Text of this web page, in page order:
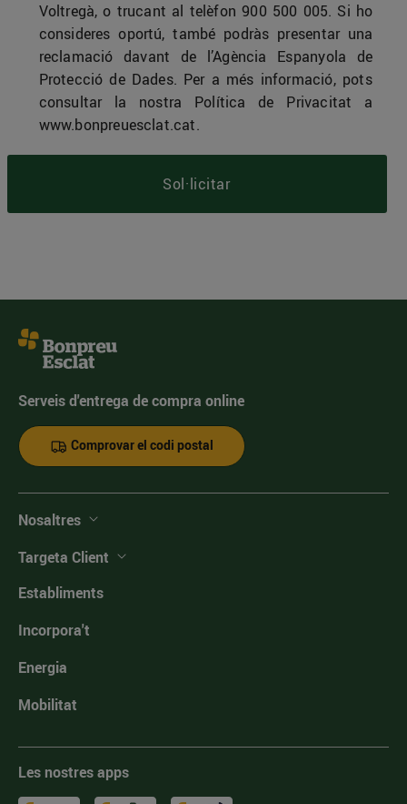
Voltregà, o trucant al telèfon 900 500 005. Si ho
consideres oportú, també podràs presentar una
reclamació davant de l’Agència Espanyola de
Protecció de Dades. Per a més informació, pots
consultar la nostra Política de Privacitat a
www.bonpreuesclat.cat.
Sol·licitar
Serveis d'entrega de compra online
Comprovar el codi postal
Nosaltres
Targeta Client
Establiments
Incorpora't
Energia
Mobilitat
Les nostres apps